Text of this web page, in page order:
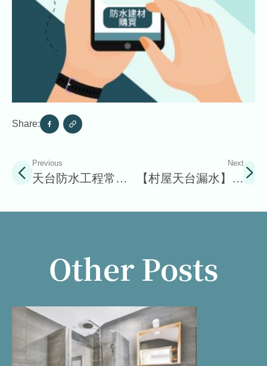
Share:
Previous
天台防水工程常見
Next
【村屋天台漏水】屋
項！
Other Posts